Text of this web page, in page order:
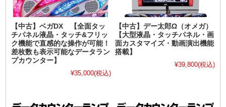
【中古】ベガDX 【全面タッ
チパネル液晶・タッチ&フリッ
ク機能で直感的な操作が可能！
差枚数も表示可能なデータラン
プカウンター】
¥35,000(税込)
【中古】デー太郎Ω（オメガ）
【大型液晶・タッチパネル・画
面カスタマイズ・動画演出機能
搭載】
¥39,800(税込)